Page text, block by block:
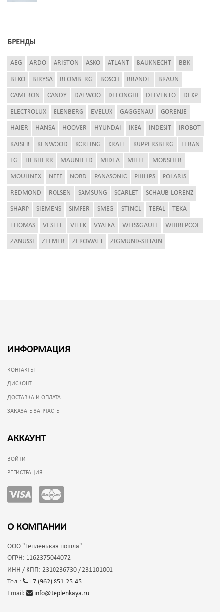
БРЕНДЫ
AEG ARDO ARISTON ASKO ATLANT BAUKNECHT BBK
BEKO BIRYSA BLOMBERG BOSCH BRANDT BRAUN
CAMERON CANDY DAEWOO DELONGHI DELVENTO DEXP
ELECTROLUX ELENBERG EVELUX GAGGENAU GORENJE
HAIER HANSA HOOVER HYUNDAI IKEA INDESIT IROBOT
KAISER KENWOOD KORTING KRAFT KUPPERSBERG LERAN
LG LIEBHERR MAUNFELD MIDEA MIELE MONSHER
MOULINEX NEFF NORD PANASONIC PHILIPS POLARIS
REDMOND ROLSEN SAMSUNG SCARLET SCHAUB-LORENZ
SHARP SIEMENS SIMFER SMEG STINOL TEFAL TEKA
THOMAS VESTEL VITEK VYATKA WEISSGAUFF WHIRLPOOL
ZANUSSI ZELMER ZEROWATT ZIGMUND-SHTAIN
ИНФОРМАЦИЯ
КОНТАКТЫ
ДИСКОНТ
ДОСТАВКА И ОПЛАТА
ЗАКАЗАТЬ ЗАПЧАСТЬ
АККАУНТ
ВОЙТИ
РЕГИСТРАЦИЯ
О КОМПАНИИ
ООО "Тепленькая пошла"
ОГРН: 1162375044072
ИНН / КПП: 2310236730 / 231101001
Тел.:
+7 (962) 851-25-45
Email:
info@teplenkaya.ru